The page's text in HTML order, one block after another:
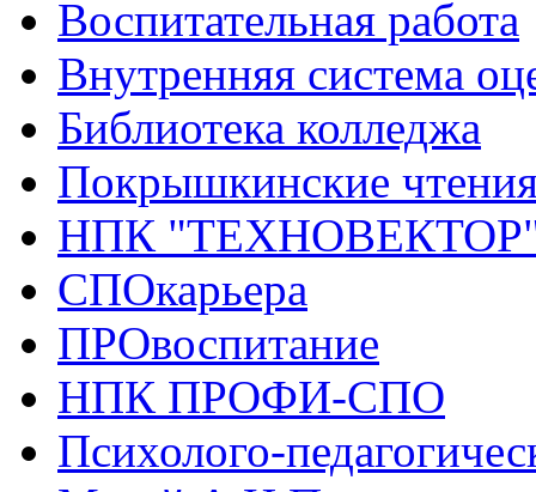
Воспитательная работа
Внутренняя система
Библиотека колледжа
Покрышкинские
НПК
СПОкарьера
ПРОвоспитание
НПК ПРОФИ-СПО
Психолого-